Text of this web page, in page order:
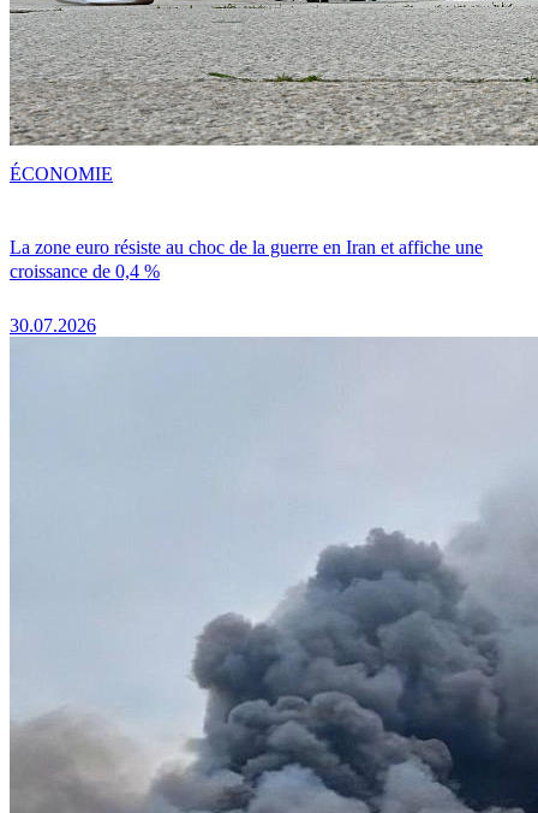
La zone euro résiste au choc de la guerre en Iran et affiche une
croissance de 0,4 %
30.07.2026
ÉCONOMIE